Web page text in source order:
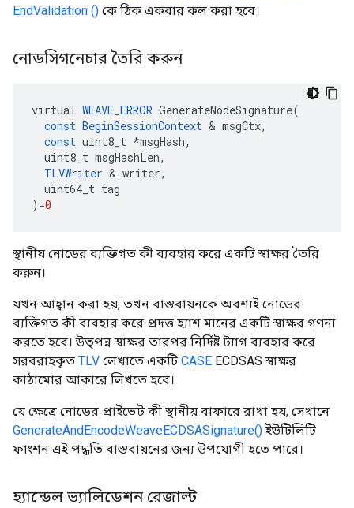
EndValidation () কে ঠিক একবার কল করা হবে।
নোডসিগনেচার তৈরি করুন
virtual WEAVE_ERROR GenerateNodeSignature(
const BeginSessionContext & msgCtx,
const uint8_t *msgHash,
uint8_t msgHashLen,
TLVWriter & writer,
uint64_t tag
) =0
স্থানীয় নোডের ব্যক্তিগত কী ব্যবহার করে একটি স্বাক্ষর তৈরি
করুন।
যখন আহ্বান করা হয়, তখন বাস্তবায়নকে অবশ্যই নোডের
ব্যক্তিগত কী ব্যবহার করে প্রদত্ত হ্যাশ মানের একটি স্বাক্ষর গণনা
করতে হবে। উত্পন্ন স্বাক্ষর তারপর নির্দিষ্ট ট্যাগ ব্যবহার করে
সরবরাহকৃত TLV লেখাতে একটি CASE ECDSAS স্বাক্ষর
কাঠামোর আকারে লিখতে হবে।
যে ক্ষেত্রে নোডের প্রাইভেট কী স্থানীয় বাফারে রাখা হয়, সেখানে
GenerateAndEncodeWeaveECDSASignature()ইউটিলিটি
ফাংশন এই পদ্ধতি বাস্তবায়নের জন্য উপযোগী হতে পারে।
হ্যান্ডেল ভ্যালিডেশন রেজাল্ট